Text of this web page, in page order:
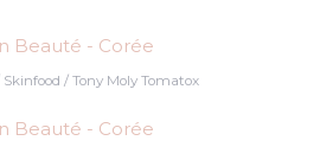
/ Tony Moly Tomatox